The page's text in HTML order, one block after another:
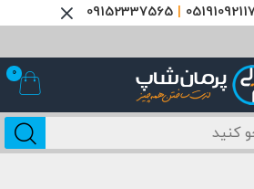
09152337565
0